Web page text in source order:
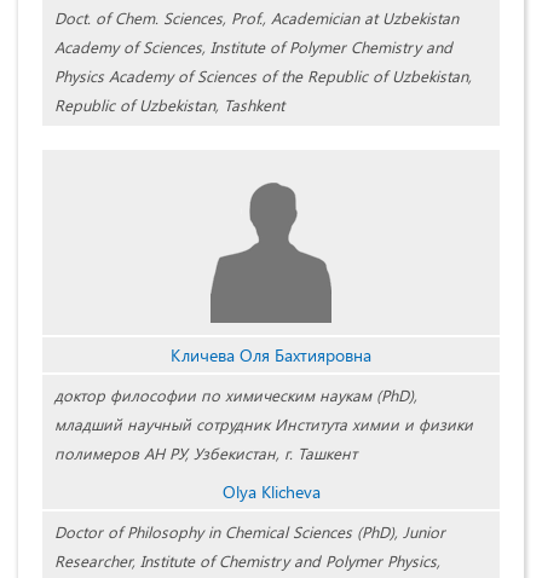
Doct. of Chem. Sciences, Prof., Academician at Uzbekistan
Academy of Sciences, Institute of Polymer Chemistry and
Physics Academy of Sciences of the Republic of Uzbekistan,
Republic of Uzbekistan, Tashkent
Кличева Оля Бахтияровна
доктор философии по химическим наукам (PhD),
младший научный сотрудник Института химии и физики
полимеров АН РУ, Узбекистан, г. Ташкент
Olya Klicheva
Doctor of Philosophy in Chemical Sciences (PhD), Junior
Researcher, Institute of Chemistry and Polymer Physics,